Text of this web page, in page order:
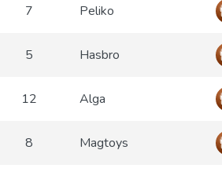
7 Peliko
5 Hasbro
12 Alga
8 Magtoys